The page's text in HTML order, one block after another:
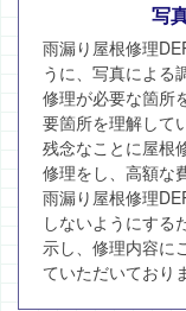
写
雨漏り屋根修理
うに、写真による
修理が必要な箇所
要箇所を理解して
残念なことに屋根
修理をし、高額な
雨漏り屋根修理
しないようにする
示し、修理内容に
ていただいており